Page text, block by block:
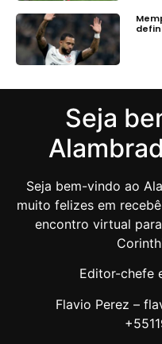
Seja
Seja bem-vindo ao
muito felizes em
encontro virtual
Editor-chefe
Flavio Perez –